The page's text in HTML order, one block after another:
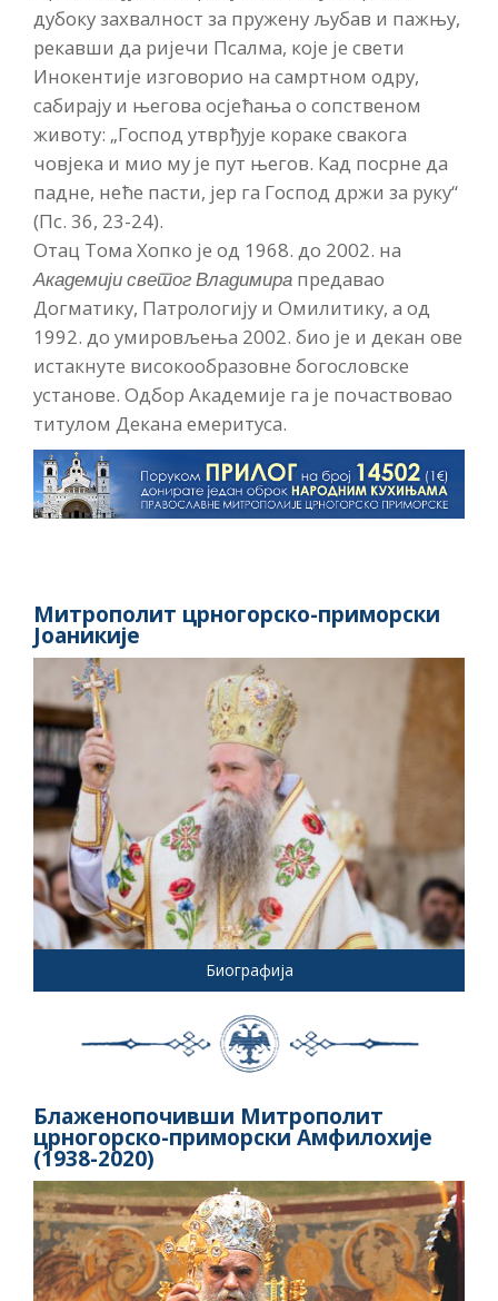
дубоку захвалност за пружену љубав и пажњу,
рекавши да ријечи Псалма, које је свети
Инокентије изговорио на самртном одру,
сабирају и његова осјећања о сопственом
животу: „Господ утврђује кораке свакога
човјека и мио му је пут његов. Кад посрне да
падне, неће пасти, јер га Господ држи за руку“
(Пс. 36, 23-24).
Отац Тома Хопко је од 1968. до 2002. на
Академији светог Владимира предавао
Догматику, Патрологију и Омилитику, а од
1992. до умировљења 2002. био је и декан ове
истакнуте високообразовне богословске
установе. Одбор Академије га је почаствовао
титулом Декана емеритуса.
Митрополит црногорско-приморски
Јоаникије
Биографија
Блаженопочивши Митрополит
црногорско-приморски Амфилохије
(1938-2020)